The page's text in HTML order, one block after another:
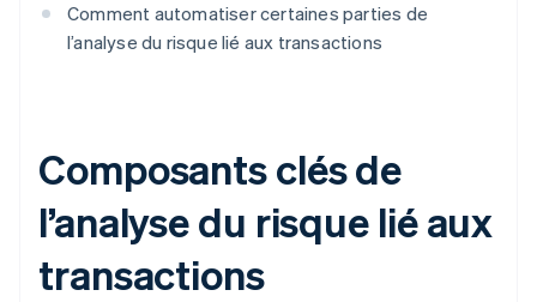
Comment automatiser certaines parties de
l’analyse du risque lié aux transactions
Composants clés de
l’analyse du risque lié aux
transactions